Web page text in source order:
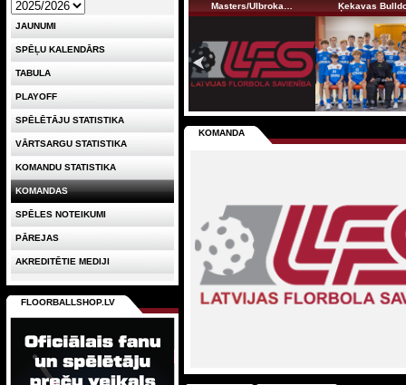
Masters/Ulbroka… Ķekavas
KOMANDA
JAUNUMI
SPĒĻU KALENDĀRS
TABULA
PLAYOFF
SPĒLĒTĀJU STATISTIKA
VĀRTSARGU STATISTIKA
KOMANDU STATISTIKA
KOMANDAS
SPĒLES NOTEIKUMI
PĀREJAS
AKREDITĒTIE MEDIJI
FLOORBALLSHOP.LV